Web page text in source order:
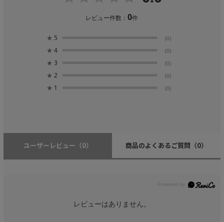
レビュー件数：0件
★ 5 (0)
★ 4 (0)
★ 3 (0)
★ 2 (0)
★ 1 (0)
ユーザーレビュー （0） 商品のよくあるご質問 （0）
レビューはありません。